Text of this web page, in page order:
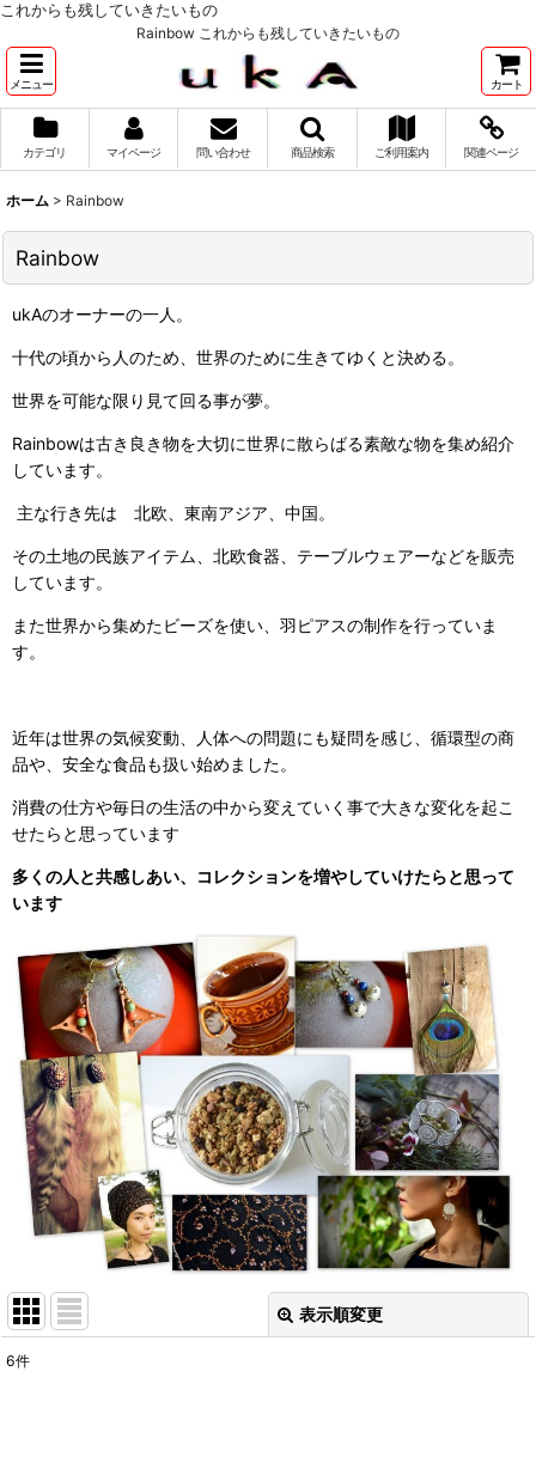
これからも残していきたいもの
Rainbow これからも残していきたいもの
メニュー カート
カテゴリ マイページ 問い合わせ 商品検索 ご利用案内 関連ページ
ホーム > Rainbow
Rainbow
ukAのオーナーの一人。
十代の頃から人のため、世界のために生きてゆくと決める。
世界を可能な限り見て回る事が夢。
Rainbowは古き良き物を大切に世界に散らばる素敵な物を集め紹介
しています。
主な行き先は 北欧、東南アジア、中国。
その土地の民族アイテム、北欧食器、テーブルウェアーなどを販売
しています。
また世界から集めたビーズを使い、羽ピアスの制作を行っていま
す。
近年は世界の気候変動、人体への問題にも疑問を感じ、循環型の商
品や、安全な食品も扱い始めました。
消費の仕方や毎日の生活の中から変えていく事で大きな変化を起こ
せたらと思っています
多くの人と共感しあい、コレクションを増やしていけたらと思って
います
表示順変更
6件